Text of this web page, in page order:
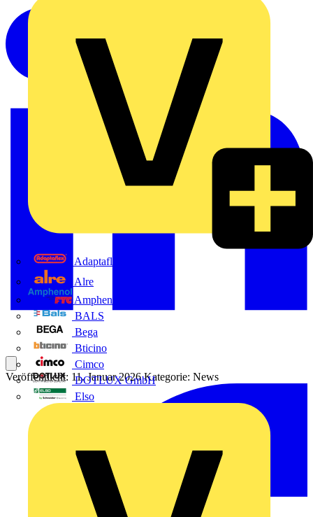
Adaptaflex
Alre
Amphenol FTG
BALS
Bega
Bticino
Cimco
DOTLUX GmbH
Elso
Veröffentlicht: 11. Januar 2026Kategorie: News